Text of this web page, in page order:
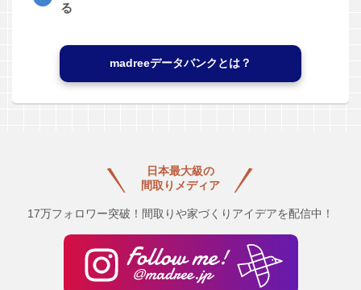
る
madreeデータバンクとは？
日本最大級の
間取りメディア
17万フォロワー突破！間取りや家づくりアイデアを配信中！